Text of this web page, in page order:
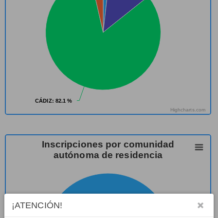
CÁDIZ: 82.1 %
CÁDIZ: 82.1 %
Highcharts.com
Inscripciones por comunidad
autónoma de residencia
¡ATENCIÓN!